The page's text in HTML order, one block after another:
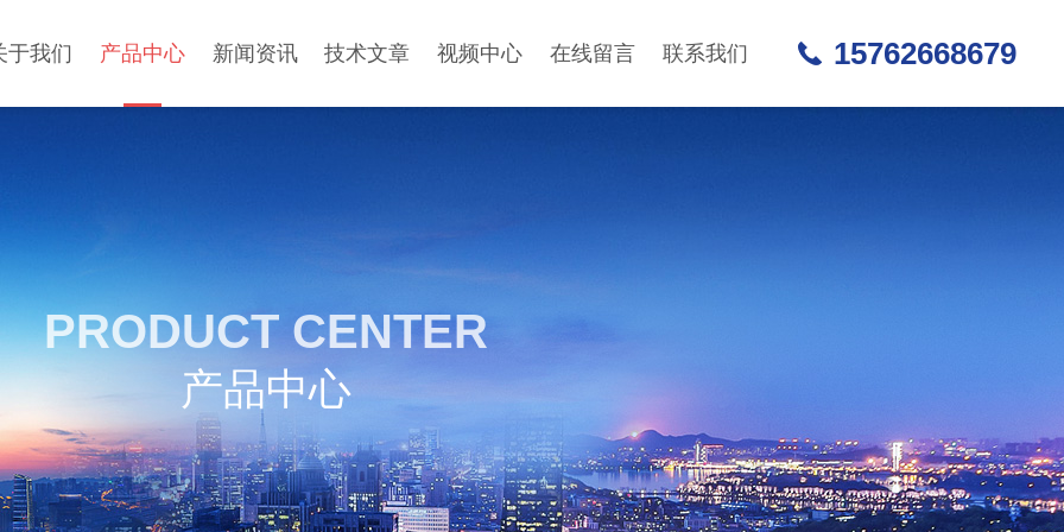
于我们 产品中心 新闻资讯 技术文章 视频中心 在线留言 联系我们 15762668679
PRODUCT CENTER
产品中心